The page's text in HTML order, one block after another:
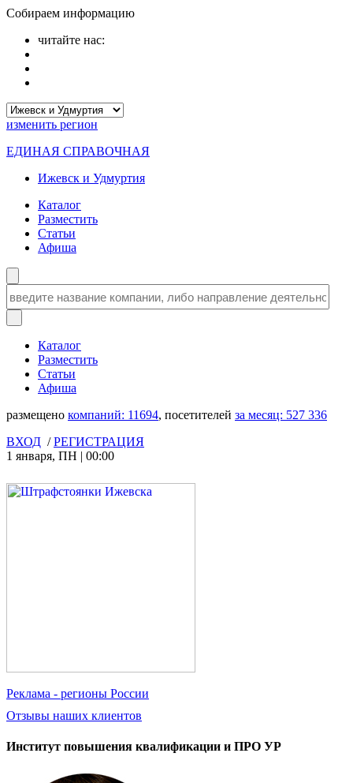
Собираем информацию
читайте нас:
изменить регион
ЕДИНАЯ СПРАВОЧНАЯ
Ижевск и Удмуртия
Каталог
Разместить
Статьи
Афиша
Каталог
Разместить
Статьи
Афиша
размещено компаний: 11694, посетителей за месяц: 527 336
ВХОД /РЕГИСТРАЦИЯ
1 января, ПН | 00:00
Реклама - регионы России
Отзывы наших клиентов
Институт повышения квалификации и ПРО УР